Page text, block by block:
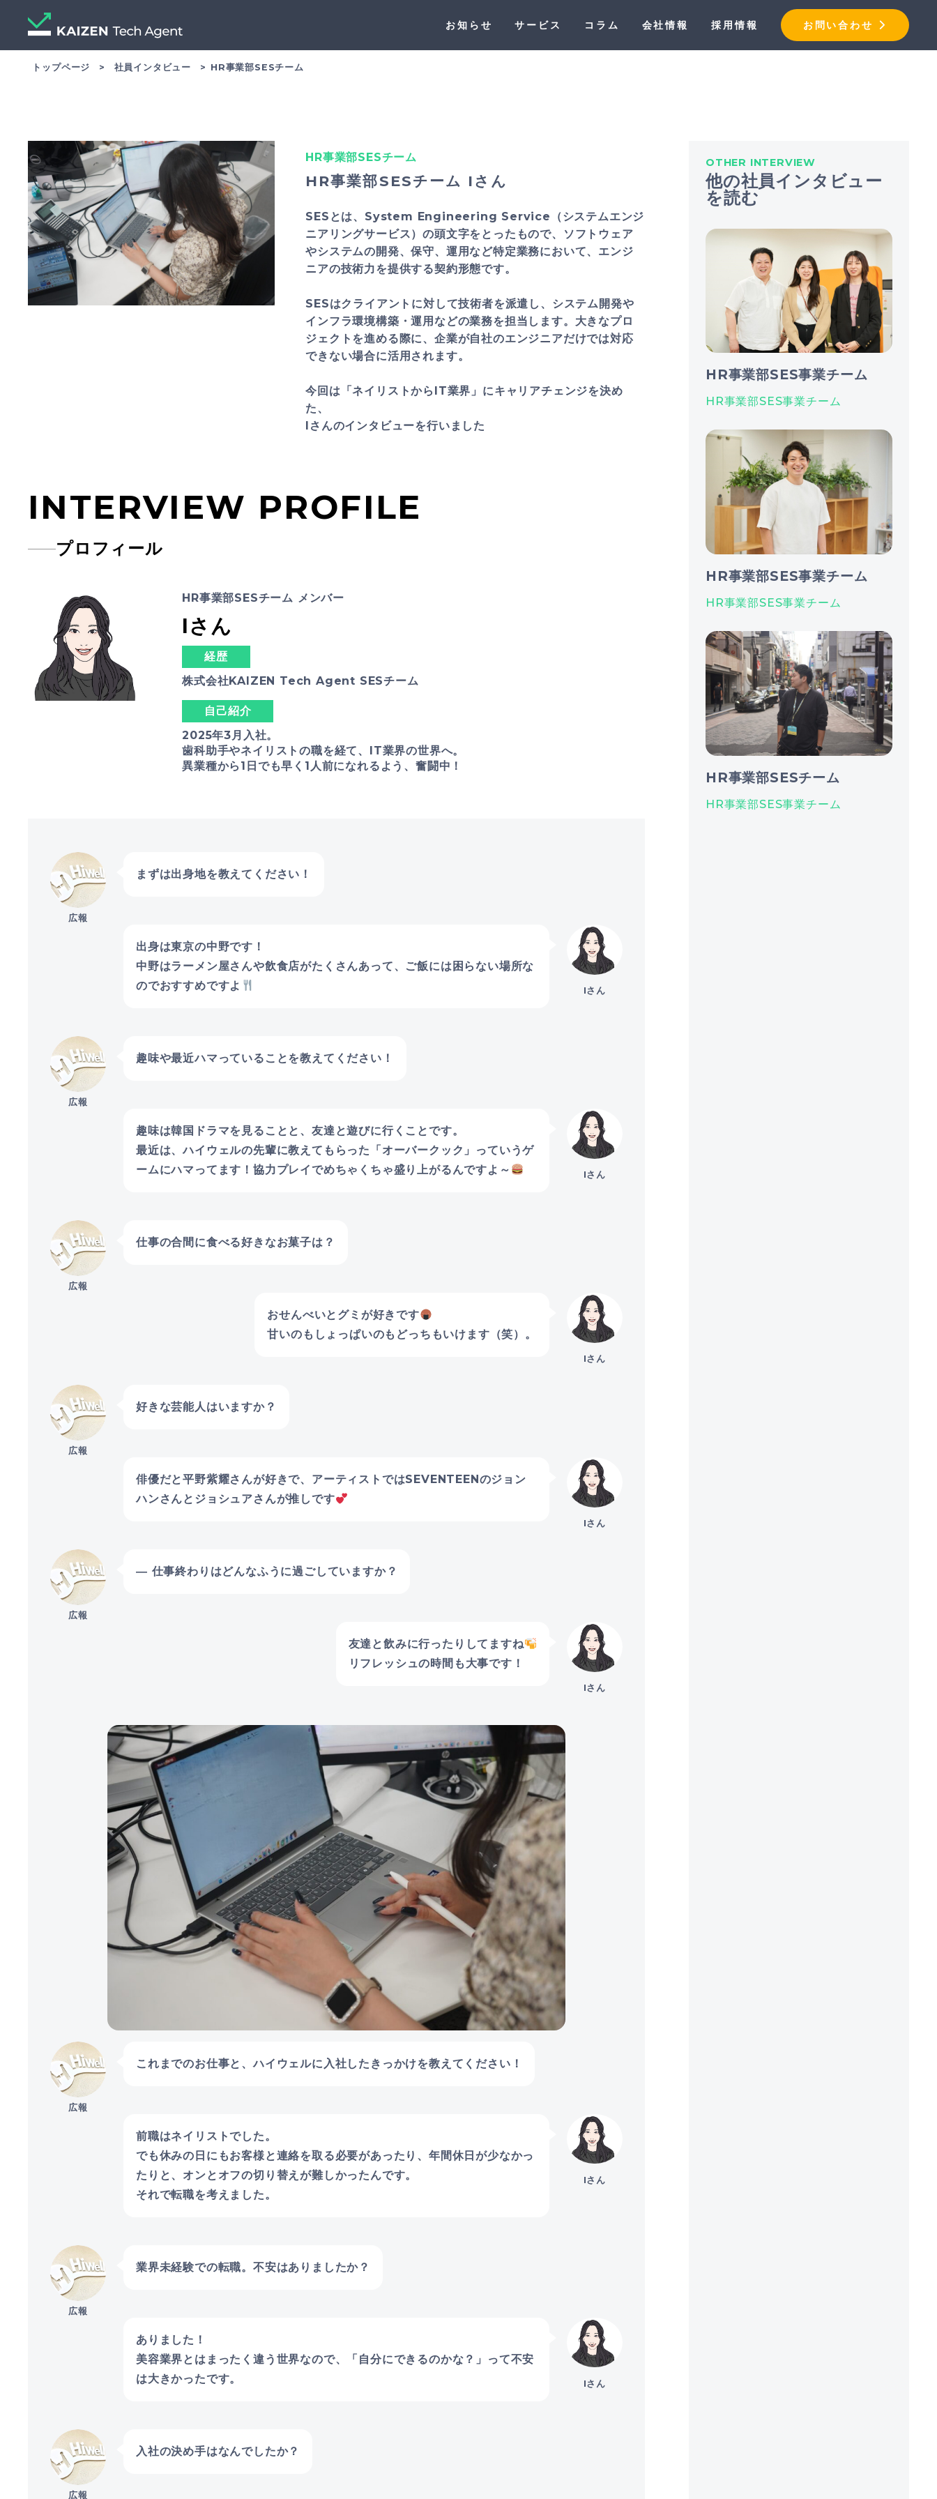
お知らせ サービス コラム 会社情報 採用情報 お問い合わせ
トップページ 社員インタビュー HR事業部SESチーム
HR事業部SESチーム
HR事業部SESチーム Iさん
SESとは、System Engineering Service（システムエンジ
ニアリングサービス）の頭文字をとったもので、ソフトウェア
やシステムの開発、保守、運用など特定業務において、エンジ
ニアの技術力を提供する契約形態です。
SESはクライアントに対して技術者を派遣し、システム開発や
インフラ環境構築・運用などの業務を担当します。大きなプロ
ジェクトを進める際に、企業が自社のエンジニアだけでは対応
できない場合に活用されます。
今回は「ネイリストからIT業界」にキャリアチェンジを決め
た、
Iさんのインタビューを行いました
INTERVIEW PROFILE
プロフィール
HR事業部SESチーム メンバー
Iさん
経歴
株式会社KAIZEN Tech Agent SESチーム
自己紹介
2025年3月入社。
歯科助手やネイリストの職を経て、IT業界の世界へ。
異業種から1日でも早く1人前になれるよう、奮闘中！
広報
まずは出身地を教えてください！
Iさん
出身は東京の中野です！
中野はラーメン屋さんや飲食店がたくさんあって、ご飯には困らない場所な
のでおすすめですよ
広報
趣味や最近ハマっていることを教えてください！
Iさん
趣味は韓国ドラマを見ることと、友達と遊びに行くことです。
最近は、ハイウェルの先輩に教えてもらった「オーバークック」っていうゲ
ームにハマってます！協力プレイでめちゃくちゃ盛り上がるんですよ～
広報
仕事の合間に食べる好きなお菓子は？
Iさん
おせんべいとグミが好きです
甘いのもしょっぱいのもどっちもいけます（笑）。
広報
好きな芸能人はいますか？
Iさん
俳優だと平野紫耀さんが好きで、アーティストではSEVENTEENのジョン
ハンさんとジョシュアさんが推しです
広報
― 仕事終わりはどんなふうに過ごしていますか？
Iさん
友達と飲みに行ったりしてますね
リフレッシュの時間も大事です！
広報
これまでのお仕事と、ハイウェルに入社したきっかけを教えてください！
Iさん
前職はネイリストでした。
でも休みの日にもお客様と連絡を取る必要があったり、年間休日が少なかっ
たりと、オンとオフの切り替えが難しかったんです。
それで転職を考えました。
広報
業界未経験での転職。不安はありましたか？
Iさん
ありました！
美容業界とはまったく違う世界なので、「自分にできるのかな？」って不安
は大きかったです。
広報
入社の決め手はなんでしたか？
OTHER INTERVIEW
他の社員インタビュー
を読む
HR事業部SES事業チーム
HR事業部SES事業チーム
HR事業部SES事業チーム
HR事業部SES事業チーム
HR事業部SESチーム
HR事業部SES事業チーム